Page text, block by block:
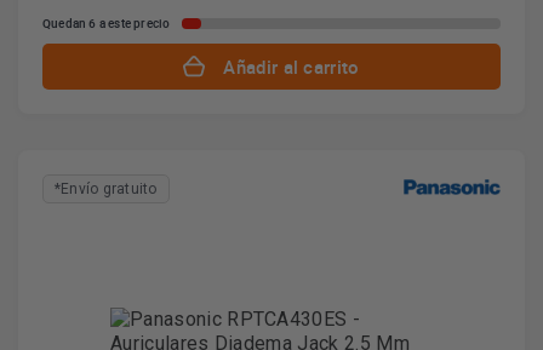
Quedan 6 a este precio
Añadir al carrito
*Envío gratuito